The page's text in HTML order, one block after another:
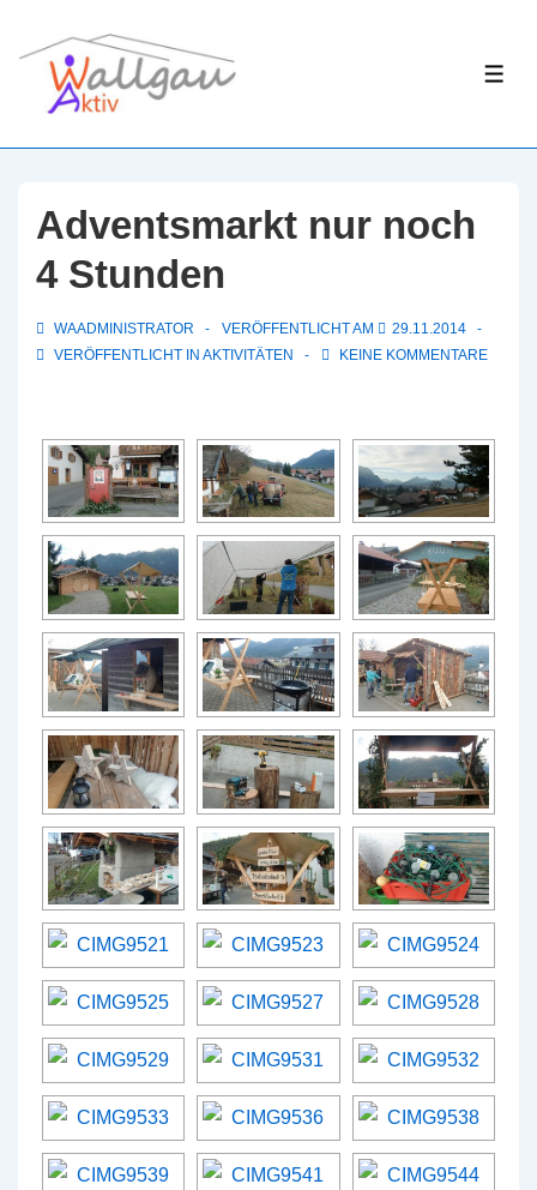
Zum
Adventsmarkt nur noch
4 Stunden
WAADMINISTRATOR VERÖFFENTLICHT AM
29.11.2014
VERÖFFENTLICHT IN AKTIVITÄTEN KEINE KOMMENTARE